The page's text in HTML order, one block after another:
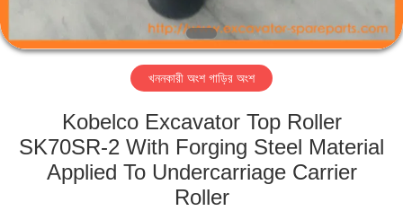
কারখানা
মান
নিয়ন্ত্রণ
খননকারী অংশ গাড়ির অংশ
Kobelco Excavator Top Roller
SK70SR-2 With Forging Steel Material
Applied To Undercarriage Carrier
Roller